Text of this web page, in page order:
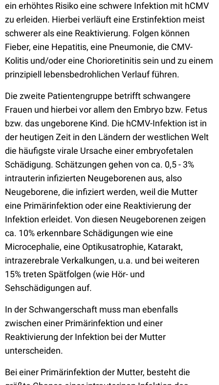
ein erhöhtes Risiko eine schwere Infektion mit hCMV
zu erleiden. Hierbei verläuft eine Erstinfektion meist
schwerer als eine Reaktivierung. Folgen können
Fieber, eine Hepatitis, eine Pneumonie, die CMV-
Kolitis und/oder eine Chorioretinitis sein und zu einem
prinzipiell lebensbedrohlichen Verlauf führen.
Die zweite Patientengruppe betrifft schwangere
Frauen und hierbei vor allem den Embryo bzw. Fetus
bzw. das ungeborene Kind. Die hCMV-Infektion ist in
der heutigen Zeit in den Ländern der westlichen Welt
die häufigste virale Ursache einer embryofetalen
Schädigung. Schätzungen gehen von ca. 0,5 - 3%
intrauterin infizierten Neugeborenen aus, also
Neugeborene, die infiziert werden, weil die Mutter
eine Primärinfektion oder eine Reaktivierung der
Infektion erleidet. Von diesen Neugeborenen zeigen
ca. 10% erkennbare Schädigungen wie eine
Microcephalie, eine Optikusatrophie, Katarakt,
intrazerebrale Verkalkungen, u.a. und bei weiteren
15% treten Spätfolgen (wie Hör- und
Sehschädigungen auf.
In der Schwangerschaft muss man ebenfalls
zwischen einer Primärinfektion und einer
Reaktivierung der Infektion bei der Mutter
unterscheiden.
Bei einer Primärinfektion der Mutter, besteht die